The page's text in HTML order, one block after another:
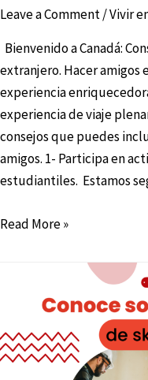
Leave a Comment/Vivir
Bienvenido a Canadá:
extranjero. Hacer amigos
experiencia
experiencia de viaje
consejos que puedes
amigos. 1- Participa en
estudiantiles. Estamos
Read More »